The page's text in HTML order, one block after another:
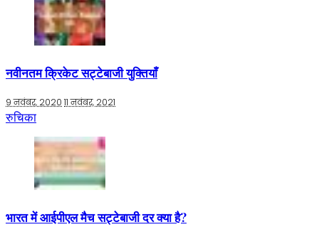
नवीनतम क्रिकेट सट्टेबाजी युक्तियाँ
9 नवंबर, 2020 11 नवंबर, 2021
रुचिका
भारत में आईपीएल मैच सट्टेबाजी दर क्या है?